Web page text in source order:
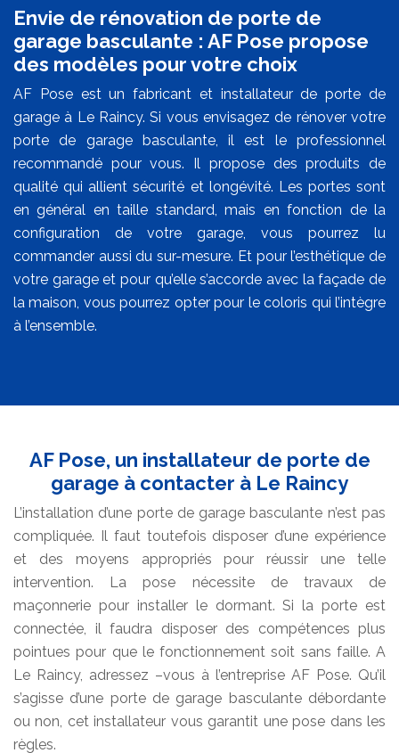
Envie de rénovation de porte de
garage basculante : AF Pose propose
des modèles pour votre choix
AF Pose est un fabricant et installateur de porte de
garage à Le Raincy. Si vous envisagez de rénover votre
porte de garage basculante, il est le professionnel
recommandé pour vous. Il propose des produits de
qualité qui allient sécurité et longévité. Les portes sont
en général en taille standard, mais en fonction de la
configuration de votre garage, vous pourrez lu
commander aussi du sur-mesure. Et pour l’esthétique de
votre garage et pour qu’elle s’accorde avec la façade de
la maison, vous pourrez opter pour le coloris qui l’intègre
à l’ensemble.
AF Pose, un installateur de porte de
garage à contacter à Le Raincy
L’installation d’une porte de garage basculante n’est pas
compliquée. Il faut toutefois disposer d’une expérience
et des moyens appropriés pour réussir une telle
intervention. La pose nécessite de travaux de
maçonnerie pour installer le dormant. Si la porte est
connectée, il faudra disposer des compétences plus
pointues pour que le fonctionnement soit sans faille. A
Le Raincy, adressez –vous à l’entreprise AF Pose. Qu’il
s’agisse d’une porte de garage basculante débordante
ou non, cet installateur vous garantit une pose dans les
règles.